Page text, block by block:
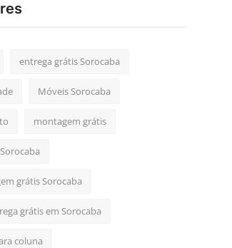
entrega grátis Sorocaba
Móveis Sorocaba
montagem grátis
grátis Sorocaba
grátis em Sorocaba
coluna